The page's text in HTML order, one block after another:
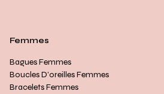
Femmes
Bagues Femmes
Boucles D’oreilles Femmes
Bracelets Femmes